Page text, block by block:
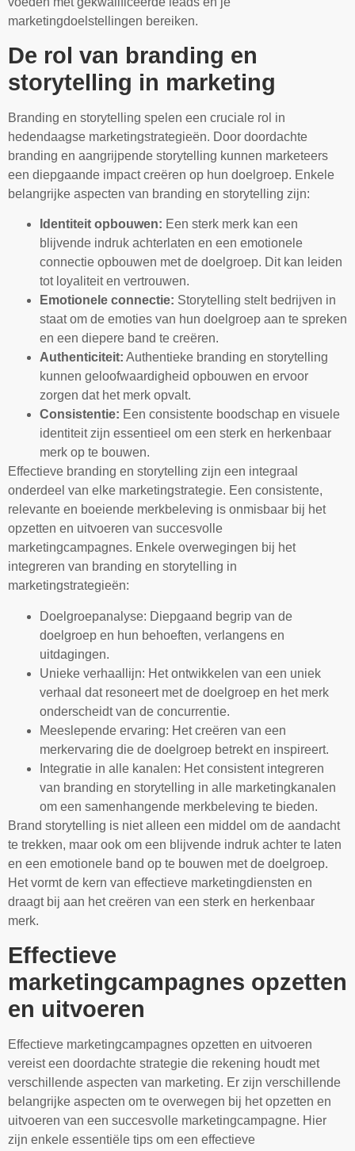
marketingdoelstellingen bereiken.
De rol van branding en
storytelling in marketing
Branding en storytelling spelen een cruciale rol in
hedendaagse marketingstrategieën. Door doordachte
branding en aangrijpende storytelling kunnen marketeers
een diepgaande impact creëren op hun doelgroep. Enkele
belangrijke aspecten van branding en storytelling zijn:
Identiteit opbouwen: Een sterk merk kan een
blijvende indruk achterlaten en een emotionele
connectie opbouwen met de doelgroep. Dit kan leiden
tot loyaliteit en vertrouwen.
Emotionele connectie: Storytelling stelt bedrijven in
staat om de emoties van hun doelgroep aan te spreken
en een diepere band te creëren.
Authenticiteit: Authentieke branding en storytelling
kunnen geloofwaardigheid opbouwen en ervoor
zorgen dat het merk opvalt.
Consistentie: Een consistente boodschap en visuele
identiteit zijn essentieel om een sterk en herkenbaar
merk op te bouwen.
Effectieve branding en storytelling zijn een integraal
onderdeel van elke marketingstrategie. Een consistente,
relevante en boeiende merkbeleving is onmisbaar bij het
opzetten en uitvoeren van succesvolle
marketingcampagnes. Enkele overwegingen bij het
integreren van branding en storytelling in
marketingstrategieën:
Doelgroepanalyse: Diepgaand begrip van de
doelgroep en hun behoeften, verlangens en
uitdagingen.
Unieke verhaallijn: Het ontwikkelen van een uniek
verhaal dat resoneert met de doelgroep en het merk
onderscheidt van de concurrentie.
Meeslepende ervaring: Het creëren van een
merkervaring die de doelgroep betrekt en inspireert.
Integratie in alle kanalen: Het consistent integreren
van branding en storytelling in alle marketingkanalen
om een samenhangende merkbeleving te bieden.
Brand storytelling is niet alleen een middel om de aandacht
te trekken, maar ook om een blijvende indruk achter te laten
en een emotionele band op te bouwen met de doelgroep.
Het vormt de kern van effectieve marketingdiensten en
draagt bij aan het creëren van een sterk en herkenbaar
merk.
Effectieve
marketingcampagnes opzetten
en uitvoeren
Effectieve marketingcampagnes opzetten en uitvoeren
vereist een doordachte strategie die rekening houdt met
verschillende aspecten van marketing. Er zijn verschillende
belangrijke aspecten om te overwegen bij het opzetten en
uitvoeren van een succesvolle marketingcampagne. Hier
zijn enkele essentiële tips om een effectieve